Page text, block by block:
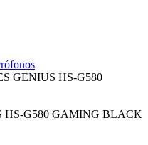
GENIUS HS-G580